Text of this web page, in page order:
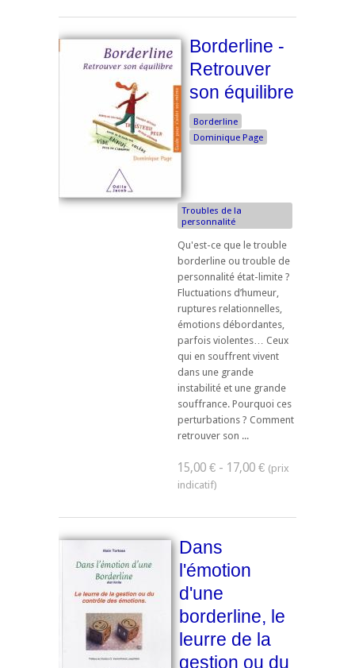
Borderline -
Retrouver
son équilibre
Borderline
Dominique Page
Troubles de la
personnalité
Qu'est-ce que le trouble
borderline ou trouble de
personnalité état-limite ?
Fluctuations d’humeur,
ruptures relationnelles,
émotions débordantes,
parfois violentes… Ceux
qui en souffrent vivent
dans une grande
instabilité et une grande
souffrance. Pourquoi ces
perturbations ? Comment
retrouver son ...
15,00 € - 17,00 €
Dans
l'émotion
d'une
borderline, le
leurre de la
gestion ou du